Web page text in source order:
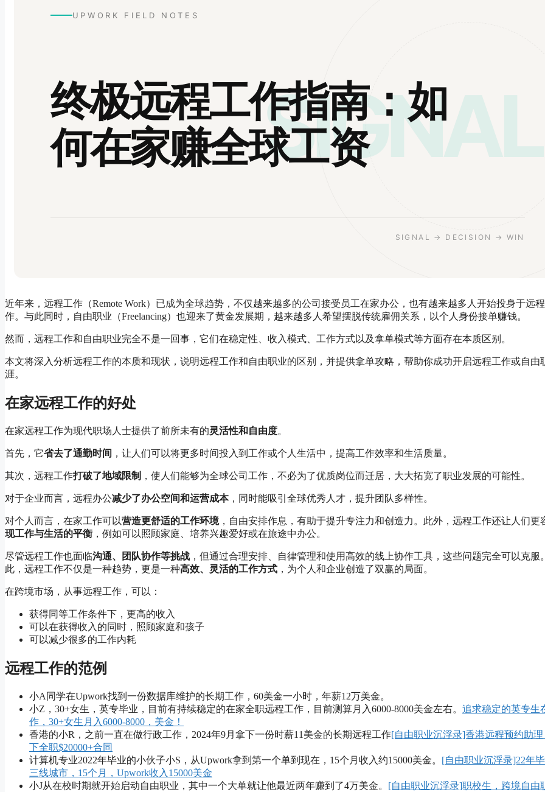
SIGNAL
UPWORK FIELD NOTES
终极远程工作指南：如
何在家赚全球工资
SIGNAL → DECISION → WIN
近年来，远程工作（Remote Work）已成为全球趋势，不仅越来越多的公司接受员工在家办公，也有越来越多人开始投身于远
作。与此同时，自由职业（Freelancing）也迎来了黄金发展期，越来越多人希望摆脱传统雇佣关系，以个人身份接单赚钱。
然而，远程工作和自由职业完全不是一回事，它们在稳定性、收入模式、工作方式以及拿单模式等方面存在本质区别。
本文将深入分析远程工作的本质和现状，说明远程工作和自由职业的区别，并提供拿单攻略，帮助你成功开启远程工作或自由
涯。
在家远程工作的好处
在家远程工作为现代职场人士提供了前所未有的灵活性和自由度。
首先，它省去了通勤时间 ，让人们可以将更多时间投入到工作或个人生活中，提高工作效率和生活质量。
其次，远程工作打破了地域限制 ，使人们能够为全球公司工作，不必为了优质岗位而迁居，大大拓宽了职业发展的可能性。
对于企业而言，远程办公减少了办公空间和运营成本，同时能吸引全球优秀人才，提升团队多样性。
对个人而言，在家工作可以营造更舒适的工作环境，自由安排作息，有助于提升专注力和创造力。此外，远程工作还让人们更
现工作与生活的平衡 ，例如可以照顾家庭、培养兴趣爱好或在旅途中办公。
尽管远程工作也面临沟通、团队协作等挑战 ，但通过合理安排、自律管理和使用高效的线上协作工具，这些问题完全可以克服
此，远程工作不仅是一种趋势，更是一种高效、灵活的工作方式 ，为个人和企业创造了双赢的局面。
在跨境市场，从事远程工作，可以：
获得同等工作条件下，更高的收入
可以在获得收入的同时，照顾家庭和孩子
可以减少很多的工作内耗
远程工作的范例
小A同学在Upwork找到一份数据库维护的长期工作，60美金一小时，年薪12万美金。
小Z，30+女生，英专毕业，目前有持续稳定的在家全职远程工作，目前测算月入6000-8000美金左右。 追求稳定的英专生
作，30+女生月入6000-8000，美金！
香港的小R，之前一直在做行政工作，2024年9月拿下一份时薪11美金的长期远程工作[自由职业沉浮录]香港远程预约助理
下全职$20000+合同
计算机专业2022年毕业的小伙子小S，从Upwork拿到第一个单到现在，15个月收入约15000美金。 [自由职业沉浮录]22年毕
三线城市，15个月，Upwork收入15000美金
小J从在校时期就开始启动自由职业，其中一个大单就让他最近两年赚到了4万美金。 [自由职业沉浮录]职校生，跨境自由